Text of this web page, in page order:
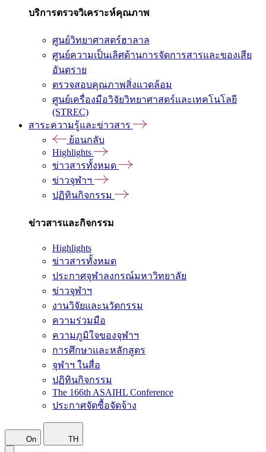
บริการตรวจวิเคราะห์คุณภาพ
ศูนย์วิทยาศาสตร์ฮาลาล
ศูนย์ความเป็นเลิศด้านการจัดการสารและของเสีย
อันตราย
ตรวจสอบคุณภาพสิ่งแวดล้อม
ศูนย์เครื่องมือวิจัยวิทยาศาสตร์และเทคโนโลยี
(STREC)
สาระความรู้และข่าวสาร
ย้อนกลับ
Highlights
ข่าวสารทั้งหมด
ข่าวจุฬาฯ
ปฏิทินกิจกรรม
ข่าวสารและกิจกรรม
Highlights
ข่าวสารทั้งหมด
ประกาศจุฬาลงกรณ์มหาวิทยาลัย
ข่าวจุฬาฯ
งานวิจัยและนวัตกรรม
ความร่วมมือ
ความภูมิใจของจุฬาฯ
การศึกษาและหลักสูตร
จุฬาฯ ในสื่อ
ปฏิทินกิจกรรม
The 166th ASAIHL Conference
ประกาศจัดซื้อจัดจ้าง
On TH